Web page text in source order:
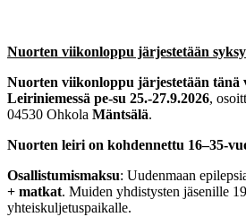
Nuorten viikonloppu järjestetään
Nuorten viikonloppu järjestetään tänä
Leiriniemessä pe-su 25.-27.9.2026,
04530 Ohkola Mäntsälä.
Nuorten leiri on kohdennettu 16–35-
Osallistumismaksu: Uudenmaan
+ matkat. Muiden yhdistysten jäsenille
yhteiskuljetuspaikalle.